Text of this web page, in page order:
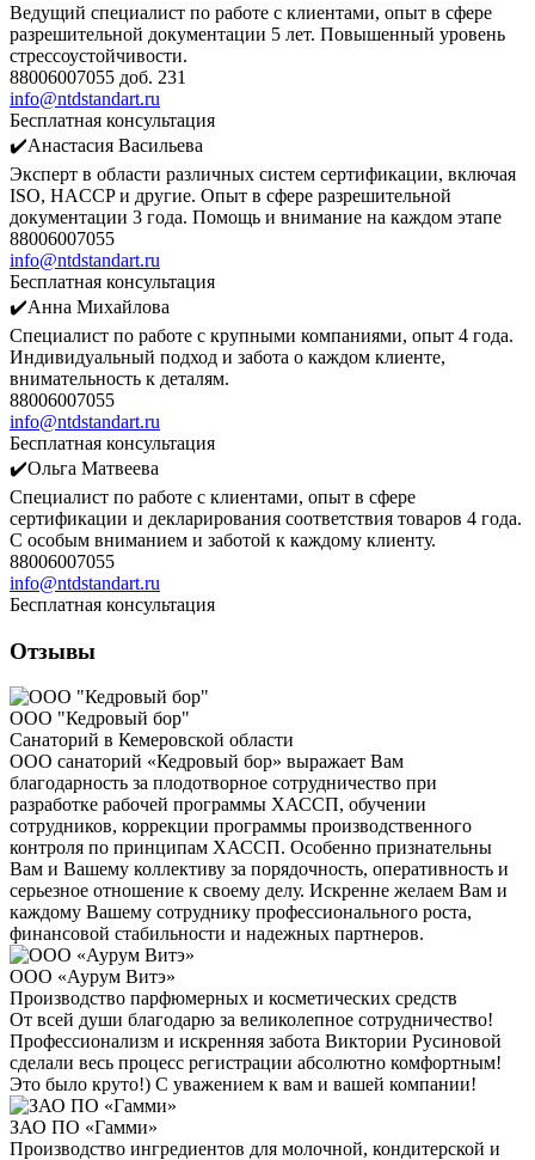
Ведущий специалист по работе с клиентами, опыт в сфере
разрешительной документации 5 лет. Повышенный уровень
стрессоустойчивости.
88006007055 доб. 231
info@ntdstandart.ru
Бесплатная консультация
✔️Анастасия Васильева
Эксперт в области различных систем сертификации, включая
ISO, HACCP и другие. Опыт в сфере разрешительной
документации 3 года. Помощь и внимание на каждом этапе
88006007055
info@ntdstandart.ru
Бесплатная консультация
✔️Анна Михайлова
Специалист по работе с крупными компаниями, опыт 4 года.
Индивидуальный подход и забота о каждом клиенте,
внимательность к деталям.
88006007055
info@ntdstandart.ru
Бесплатная консультация
✔️Ольга Матвеева
Специалист по работе с клиентами, опыт в сфере
сертификации и декларирования соответствия товаров 4 года.
С особым вниманием и заботой к каждому клиенту.
88006007055
info@ntdstandart.ru
Бесплатная консультация
Отзывы
ООО "Кедровый бор"
Санаторий в Кемеровской области
ООО санаторий «Кедровый бор» выражает Вам
благодарность за плодотворное сотрудничество при
разработке рабочей программы ХАССП, обучении
сотрудников, коррекции программы производственного
контроля по принципам ХАССП. Особенно признательны
Вам и Вашему коллективу за порядочность, оперативность и
серьезное отношение к своему делу. Искренне желаем Вам и
каждому Вашему сотруднику профессионального роста,
финансовой стабильности и надежных партнеров.
ООО «Аурум Витэ»
Производство парфюмерных и косметических средств
От всей души благодарю за великолепное сотрудничество!
Профессионализм и искренняя забота Виктории Русиновой
сделали весь процесс регистрации абсолютно комфортным!
Это было круто!) С уважением к вам и вашей компании!
ЗАО ПО «Гамми»
Производство ингредиентов для молочной, кондитерской и